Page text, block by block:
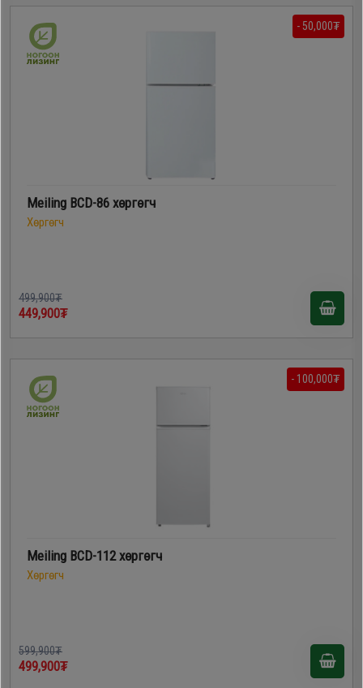
- 50,000₮
Meiling BCD-86 хөргөгч
Хөргөгч
499,900₮
449,900₮
- 100,000₮
Meiling BCD-112 хөргөгч
Хөргөгч
599,900₮
499,900₮